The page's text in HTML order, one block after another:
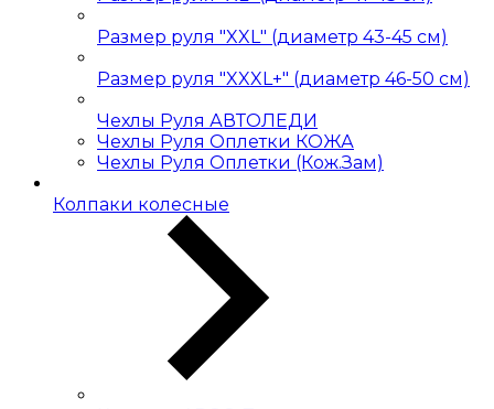
Размер руля "XXL" (диаметр 43-45 см)
Размер руля "XXXL+" (диаметр 46-50 см)
Чехлы Руля АВТОЛЕДИ
Чехлы Руля Оплетки КОЖА
Чехлы Руля Оплетки (Кож.Зам)
Колпаки колесные